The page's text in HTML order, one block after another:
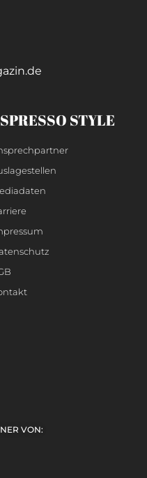
STYLE
VON: